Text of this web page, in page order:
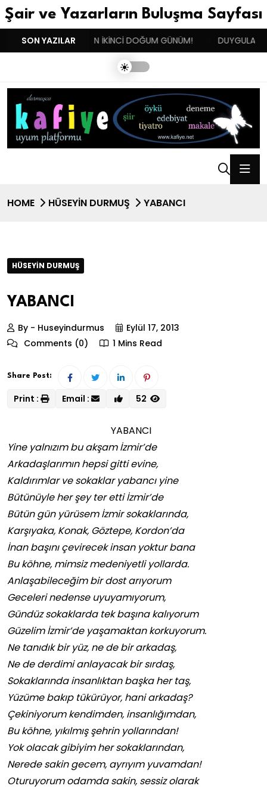
Şair ve Yazarların Buluşma Sayfası
SON YAZILAR
BENIM BUGÜN İKİNCİ DOĞUM GÜNÜM! DUYGULARIN
HOME HÜSEYIN DURMUŞ YABANCI
HÜSEYIN DURMUŞ
YABANCI
By - Huseyindurmus
Eylül 17, 2013
Comments (0)
1 Mins Read
Share Post:
Print : Email : 52
YABANCI
Yine yalnızım bu akşam İzmir’de
Arkadaşlarımın hepsi gitti evine,
Kaldırımlar ve sokaklar yabancı yine
Bütünüyle her şey ter etti İzmir’de
Bütün gün yürüsem İzmir sokaklarında,
Karşıyaka, Konak, Göztepe, Kordon’da
İnan başını çevirecek insan yoktur bana
Bu köhne, mimsiz medeniyetli yollarda.
Anlaşabileceğim bir dost arıyorum
Geceleri nedense uyuyamıyorum,
Gündüz sokaklarda tek başına kalıyorum
Güzelim İzmir’de yaşamaktan korkuyorum.
Ne tanıdık bir yüz, ne de bir arkadaş,
Ne de derdimi anlayacak bir sırdaş,
Sokaklarında insanlıktan başka her taş,
Yüzüme bakıp tükürüyor, hani arkadaş?
Çekiniyorum kendimden, insanlığımdan,
Bu köhne, yıkılmış şehrin yollarından!
Yok olacak gibiyim her sokaklarından,
Nerede sakin gecem, ayrıyım yuvamdan!
Oturuyorum odamda sakin, sessiz olarak